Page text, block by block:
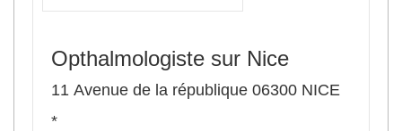
Opthalmologiste sur Nice
11 Avenue de la république 06300 NICE
*